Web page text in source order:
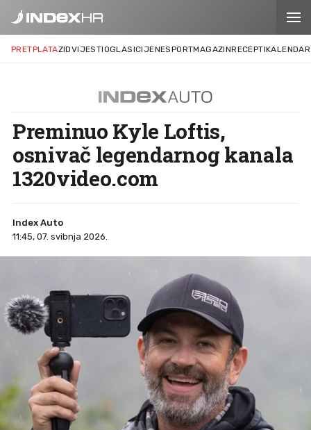
PRETPLATAZIDVIJESTIOGLASICIJENESPORTMAGAZINRECEPTIKALENDAR
Preminuo Kyle Loftis,
osnivač legendarnog kanala
1320video.com
Index Auto
11:45, 07. svibnja 2026.